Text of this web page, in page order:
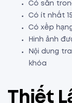
Có sẵn
Có ít nhất
Có xếp
Hinh ảnh
Nội dung
khóa
Thiết